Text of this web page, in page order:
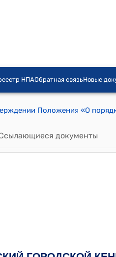
НПАОбратная связьНовые
документы